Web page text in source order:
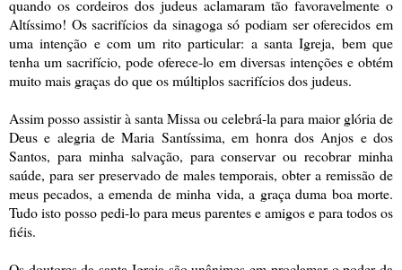
quando os cordeiros dos judeus aclamaram tão favoravelmente o
Altíssimo! Os sacrifícios da sinagoga só podiam ser oferecidos em
uma intenção e com um rito particular: a santa Igreja, bem que
tenha um sacrifício, pode oferece-lo em diversas intenções e obtém
muito mais graças do que os múltiplos sacrifícios dos judeus.
Assim posso assistir à santa Missa ou celebrá-la para maior glória de
Deus e alegria de Maria Santíssima, em honra dos Anjos e dos
Santos, para minha salvação, para conservar ou recobrar minha
saúde, para ser preservado de males temporais, obter a remissão de
meus pecados, a emenda de minha vida, a graça duma boa morte.
Tudo isto posso pedi-lo para meus parentes e amigos e para todos os
fiéis.